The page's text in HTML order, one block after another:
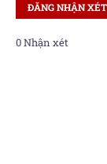
ĐĂNG NHẬN XÉT
0 Nhận xét